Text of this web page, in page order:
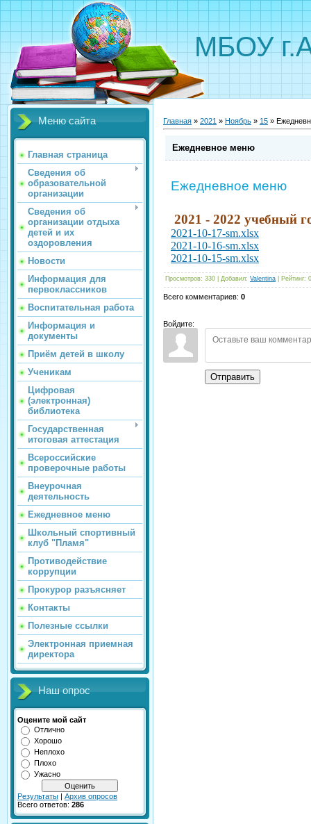
МБОУ
Меню сайта
Главная страница
Сведения об
образовательной
организации
Сведения об
организации отдыха
детей и их
оздоровления
Новости
Информация для
первоклассников
Воспитательная работа
Информация и
документы
Приём детей в школу
Ученикам
Цифровая
(электронная)
библиотека
Государственная
итоговая аттестация
Всероссийские
проверочные работы
Внеурочная
деятельность
Ежедневное меню
Школьный спортивный
клуб "Пламя"
Противодействие
коррупции
Прокурор разъясняет
Контакты
Полезные ссылки
Электронная приемная
директора
Наш опрос
Оцените мой сайт
Отлично
Хорошо
Неплохо
Плохо
Ужасно
Результаты | Архив опросов
Всего ответов: 286
Главная » 2021 » Ноябрь » 15 »
Ежедневное меню
Ежедневное меню
2021 - 2022 учебный
2021-10-17-sm.xlsx
2021-10-16-sm.xlsx
2021-10-15-sm.xlsx
Просмотров: 330 Добавил: Valentina Рейтинг:
Всего комментариев: 0
Войдите:
Отправить